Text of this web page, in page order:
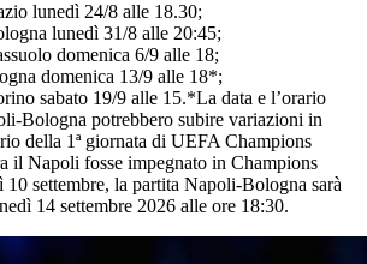
lunedì 24/8 alle 18.30;
lunedì 31/8 alle 20:45;
domenica 6/9 alle 18;
domenica 13/9 alle 18*;
sabato 19/9 alle 15.*La data e l’orario
Bologna potrebbero subire variazioni in
della 1ª giornata di UEFA Champions
il Napoli fosse impegnato in Champions
10 settembre, la partita Napoli-Bologna sarà
14 settembre 2026 alle ore 18:30.